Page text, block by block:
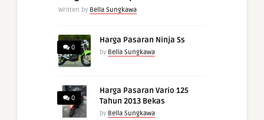
Written by Bella Sungkawa
0
Harga Pasaran Ninja Ss
by Bella Sungkawa
0
Harga Pasaran Vario 125
Tahun 2013 Bekas
by Bella Sungkawa